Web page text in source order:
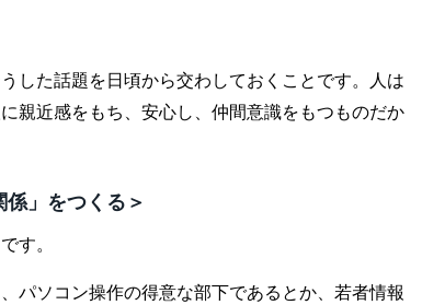
した話題を日頃から交わしておくことです。人は
親近感をもち、安心し、仲間意識をもつものだか
」をつくる＞
す。
パソコン操作の得意な部下であるとか、若者情報